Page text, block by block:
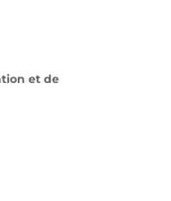
et de